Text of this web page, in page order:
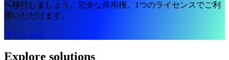
へ移行しましょう。完全な商用権、1つのライセンスでご利
用いただけます。
使ってみる
Explore solutions